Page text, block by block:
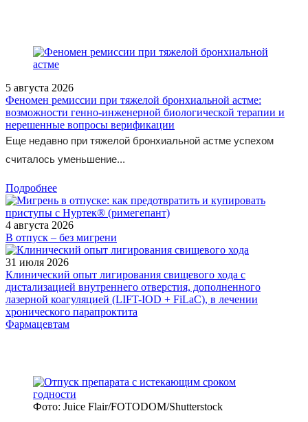
5 августа 2026
Феномен ремиссии при тяжелой бронхиальной астме:
возможности генно-инженерной биологической терапии и
нерешенные вопросы верификации
Еще недавно при тяжелой бронхиальной астме успехом
считалось уменьшение...
Подробнее
4 августа 2026
В отпуск – без мигрени
31 июля 2026
Клинический опыт лигирования свищевого хода с
дистализацией внутреннего отверстия, дополненного
лазерной коагуляцией (LIFT-IOD + FiLaC), в лечении
хронического парапроктита
Фармацевтам
Фото: Juice Flair/FOTODOM/Shutterstoсk